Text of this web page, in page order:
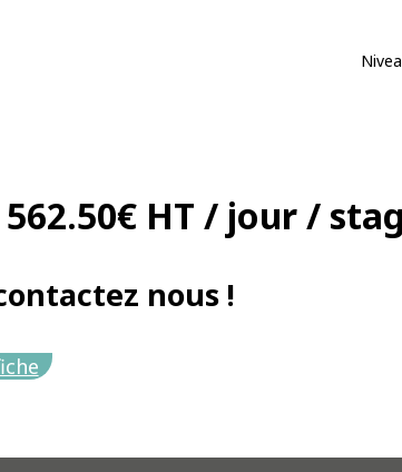
HT / jour /
nous !